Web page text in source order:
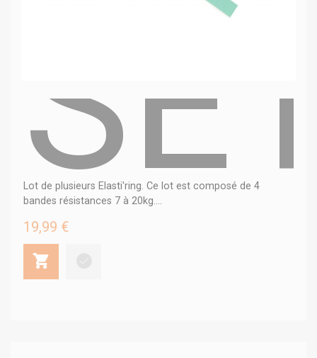
Lot de plusieurs Elasti'ring. Ce lot est composé de 4
bandes résistances 7 à 20kg....
19,99 €